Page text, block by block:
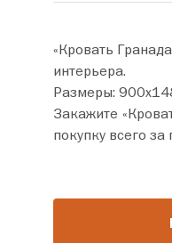
«Кровать
интерьера.
Размеры:
Закажите «Кровать
покупку всего